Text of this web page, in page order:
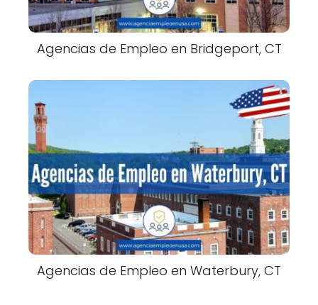
Agencias de Empleo en Bridgeport, CT
Agencias de Empleo en Waterbury, CT